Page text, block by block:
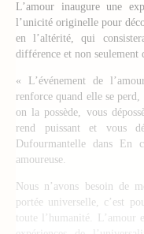
L’amour inaugure une
l’unicité originelle pour
en l’altérité, qui
différence et non seulement
« L’événement de
renforce quand elle se perd,
on la possède, vous
rend puissant et vous
Dufourmantelle dans En
amoureuse.
Nous n’avons besoin de
portée universelle, c’est
toute l’humanité. L’amour